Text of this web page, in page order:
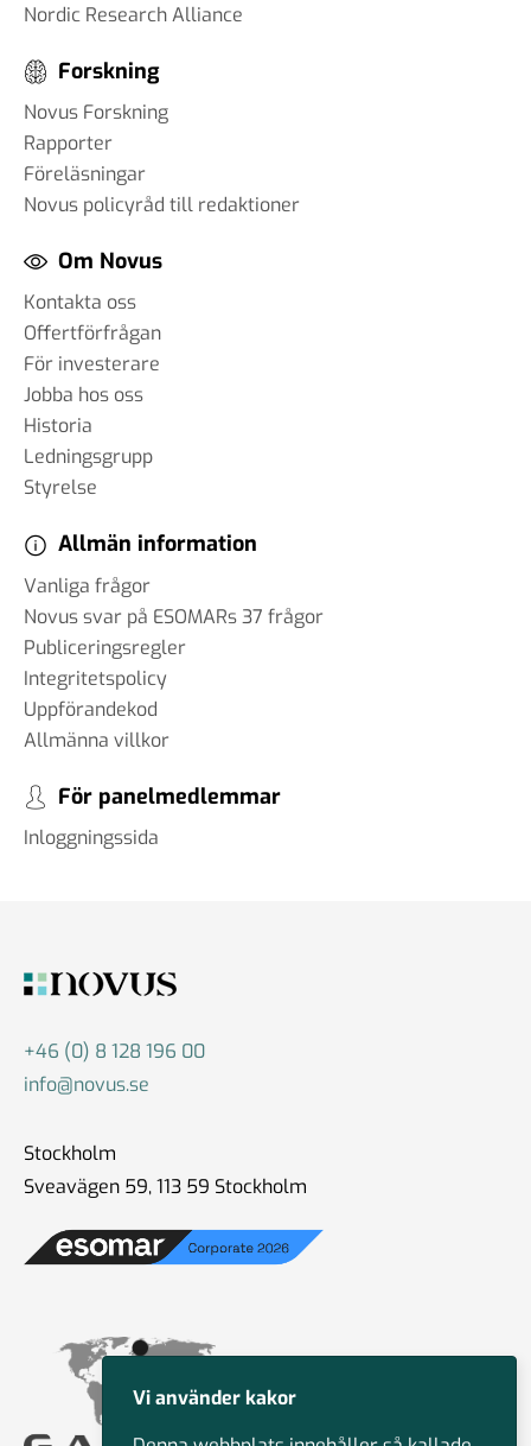
Nordic Research Alliance
Forskning
Novus Forskning
Rapporter
Föreläsningar
Novus policyråd till redaktioner
Om Novus
Kontakta oss
Offertförfrågan
För investerare
Jobba hos oss
Historia
Ledningsgrupp
Styrelse
Allmän information
Vanliga frågor
Novus svar på ESOMARs 37 frågor
Publiceringsregler
Integritetspolicy
Uppförandekod
Allmänna villkor
För panelmedlemmar
Inloggningssida
+46 (0) 8 128 196 00
info@novus.se
Stockholm
Sveavägen 59, 113 59 Stockholm
Vi använder kakor